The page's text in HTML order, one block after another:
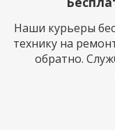
Наши курьеры
технику на
обратно.